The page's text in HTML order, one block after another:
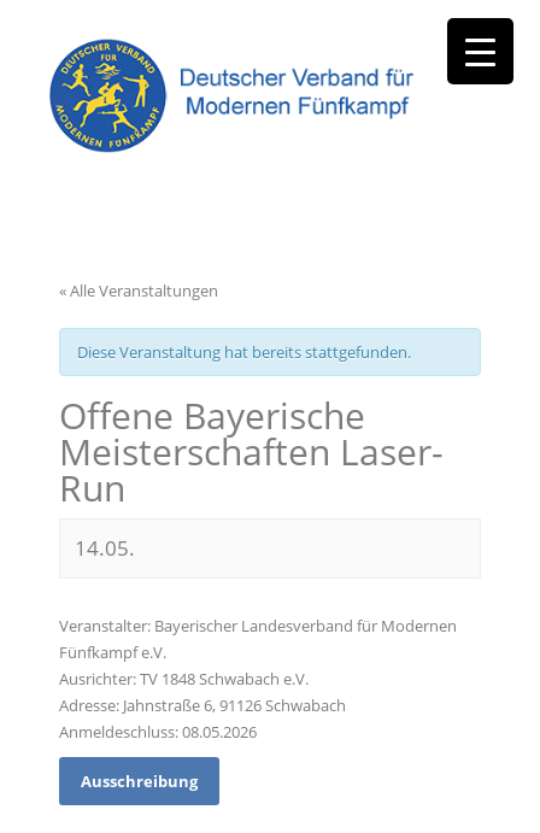
« Alle Veranstaltungen
Diese Veranstaltung hat bereits stattgefunden.
Offene Bayerische
Meisterschaften Laser-
Run
14.05.
Veranstalter: Bayerischer Landesverband für Modernen
Fünfkampf e.V.
Ausrichter: TV 1848 Schwabach e.V.
Adresse: Jahnstraße 6, 91126 Schwabach
Anmeldeschluss: 08.05.2026
Ausschreibung